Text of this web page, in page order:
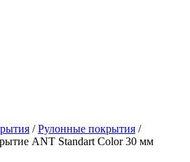
/Рулонные покрытия /
ANT Standart Color 30 мм